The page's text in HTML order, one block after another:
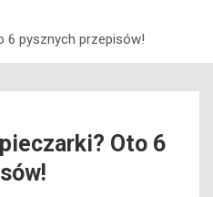
6 pysznych przepisów!
Oto 6